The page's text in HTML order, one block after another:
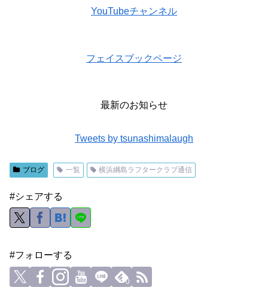
YouTubeチャンネル
フェイスブックページ
最新のお知らせ
Tweets by tsunashimalaugh
ブログ 一覧 横浜綱島ラフタークラブ通信
#シェアする
#フォローする
0